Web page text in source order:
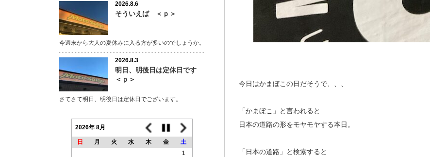
今日はかまぼこの日だそうで、、、
「かまぼこ」と言われると
日本の道路の形をモヤモヤする本日。
「日本の道路」と検索すると
2026.8.6
そういえば ＜ｐ＞
今週末から大人の夏休みに入る方が多いのでしょうか。
2026.8.3
明日、明後日は定休日です
＜ｐ＞
さてさて明日、明後日は定休日でございます。
2026年 8月
日 月 火 水 木 金
土
1